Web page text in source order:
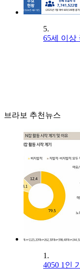
5.
65세 이상
브라보 추천뉴스
1.
4050 1인